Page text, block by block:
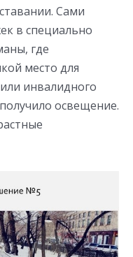
Сами
в специально
где
место для
инвалидного
освещение.